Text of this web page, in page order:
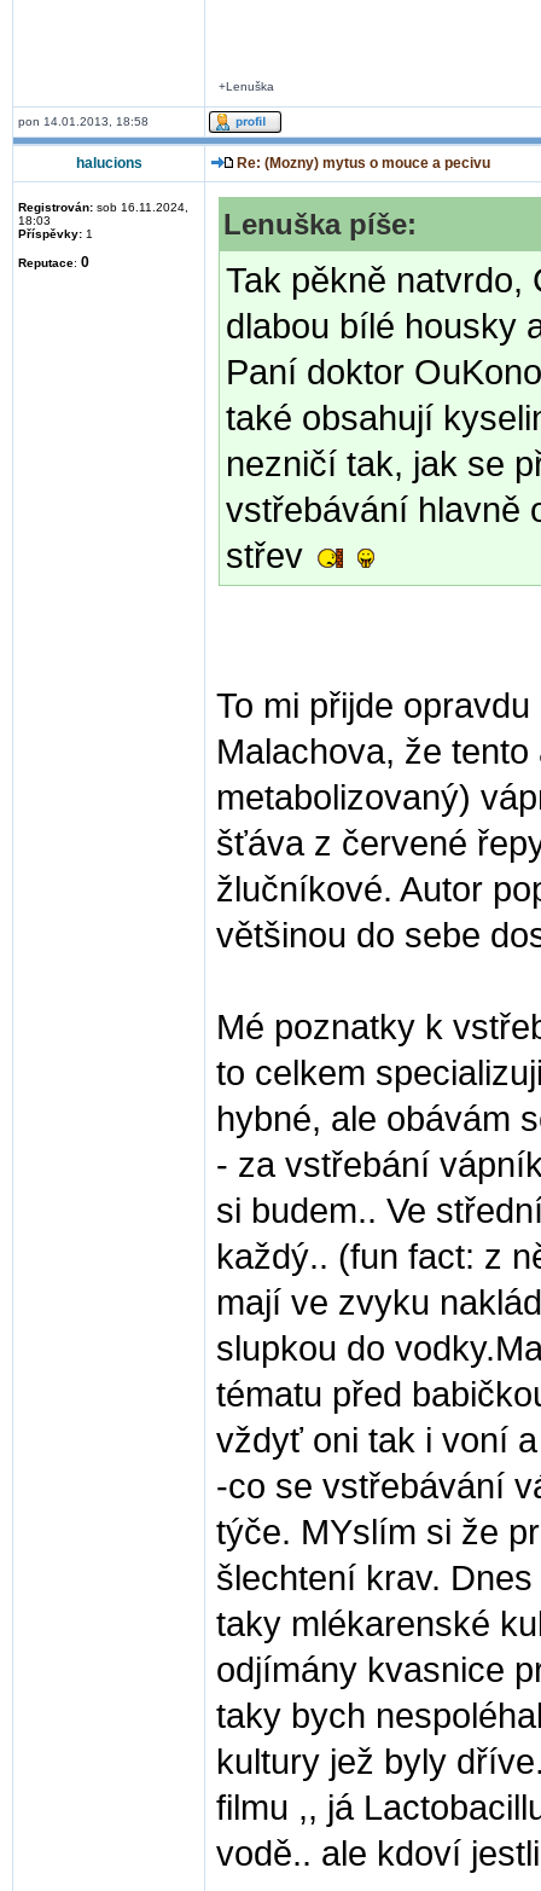
+Lenuška
pon 14.01.2013, 18:58
halucions Re: (Mozny) mytus o mouce a pecivu
Registrován: sob 16.11.2024,
18:03
Příspěvky: 1
Reputace: 0
Lenuška píše:
Tak pěkně natvrdo,
dlabou bílé housky
Paní doktor
také obsahují
nezničí tak, jak se
vstřebávání hlavně
střev
To mi přijde
Malachova, že
metabolizovaný)
šťáva z červené
žlučníkové. Autor
většinou do sebe
Mé poznatky k
to celkem
hybné, ale obávám
- za vstřebání
si budem.. Ve
každý.. (fun fact: z
mají ve zvyku
slupkou do
tématu před
vždyť oni tak i voní
-co se vstřebávání
týče. MYslím si že
šlechtení krav.
taky mlékarenské
odjímány kvasnice
taky bych
kultury jež byly
filmu ,, já
vodě.. ale kdoví